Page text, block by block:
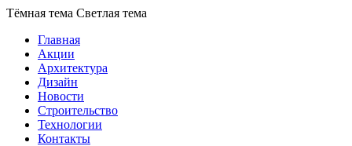
Тёмная тема Светлая тема
Главная
Акции
Архитектура
Дизайн
Новости
Строительство
Технологии
Контакты